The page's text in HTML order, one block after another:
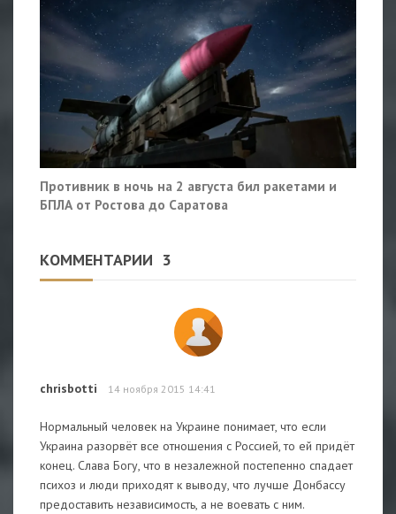
Противник в ночь на 2 августа бил ракетами и
БПЛА от Ростова до Саратова
КОММЕНТАРИИ 3
chrisbotti 14 ноября 2015 14:41
Нормальный человек на Украине понимает, что если
Украина разорвёт все отношения с Россией, то ей придёт
конец. Слава Богу, что в незалежной постепенно спадает
психоз и люди приходят к выводу, что лучше Донбассу
предоставить независимость, а не воевать с ним.